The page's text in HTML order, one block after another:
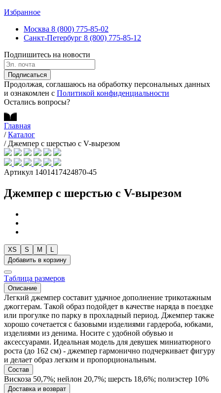
Избранное
Москва 8 (800) 775-85-02
Санкт-Петербург 8 (800) 775-85-12
Подпишитесь на новости
Подписаться
Продолжая, соглашаюсь на обработку персональных данных
и ознакомлен с Политикой конфиденциальности
Остались вопросы?
Главная
/ Каталог
/ Джемпер с шерстью с V-вырезом
Артикул 1401417424870-45
Джемпер с шерстью с V-вырезом
XS S M
Добавить в корзину
Таблица размеров
Описание
Легкий джемпер составит удачное дополнение трикотажным
джоггерам. Такой образ подойдет в качестве наряда в поездке
или прогулке по парку в прохладный период. Джемпер также
хорошо сочетается с базовыми изделиями гардероба, юбками,
изделиями из денима. Носите с удобной обувью и
аксессуарами. Идеальная модель для девушек миниатюрного
роста (до 162 см) - джемпер гармонично подчеркивает фигуру
и делает образ легким и пропорциональным.
Состав
Вискоза 50,7%; нейлон 20,7%; шерсть 18,6%; полиэстер 10%
Доставка и возврат